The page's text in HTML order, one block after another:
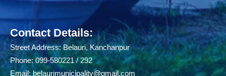
Contact Details:
Street Address: Belauri, Kanchanpur
Phone: 099-580221 / 292
Email:belaurimunicipality@gmail.com